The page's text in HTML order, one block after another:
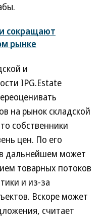
сокращают
рынке
и
IPG.Estate
на рынок складской
собственники
цен. По его
дальнейшем может
товарных потоков
и из-за
Вскоре может
считает